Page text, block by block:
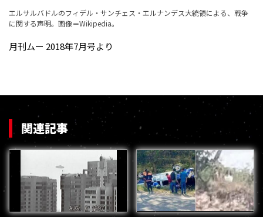
エルサルバドルのフィデル・サンチェス・エルナンデス大統領による、戦争
に関する声明。 画像＝Wikipedia。
月刊ムー 2018年7月号より
関連記事